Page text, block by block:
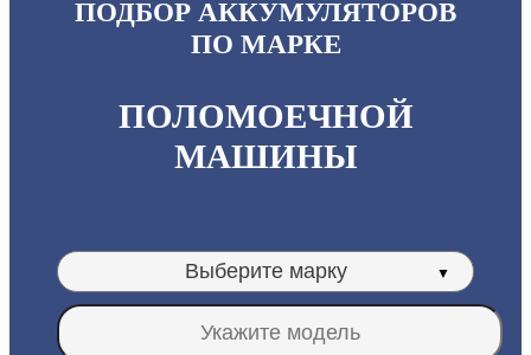
ПОДБОР АККУМУЛЯТОРОВ
ПО МАРКЕ
ПОЛОМОЕЧНОЙ
МАШИНЫ